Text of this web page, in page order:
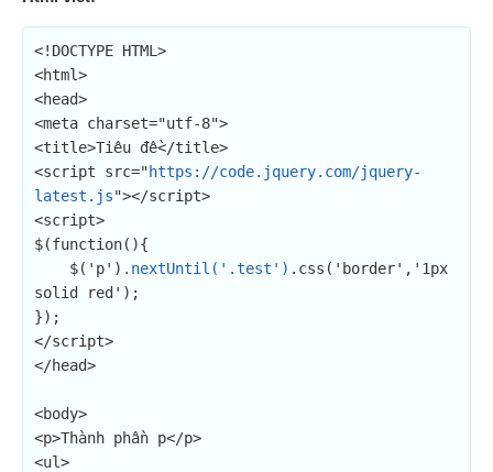
<!DOCTYPE HTML>
<html>
<head>
<meta charset="utf-8">
<title>Tiêu đề</title>
<script src="https://code.jquery.com/jquery-
latest.js"></script>
<script>
$(function(){
    $('p')
.nextUntil('.test') .css('border','1px
solid red');
});
</script>
</head>
<body>
<p>Thành phần p</p>
<ul>